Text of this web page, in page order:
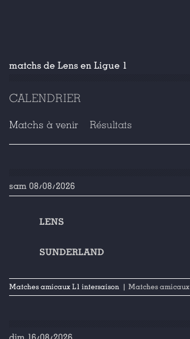
matchs de Lens en Ligue 1
CALENDRIER
Matchs à venir Résultats
sam 08/08/2026
LENS
SUNDERLAND
Matches amicaux L1 intersaison | Matches amicaux